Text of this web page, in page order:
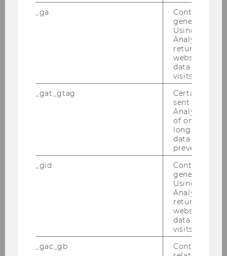
02. April 2026
Podcast: In bester Gesellschaft - Folge
Die 30. Folge des Pod­casts "In bes­ter Ge­sell­
schaft – der Wis­sen­schafts­dia­log für die Vie­len"
mit INEQ Be­tei­li­gung wurde ver­öf­fent­licht.
27. März 2026
_ga
Contains a
generated
Using this
Analytics can
returning
website and
data from
visits.
_gat_gtag
Certain data
sent to
Analytics a
of once per
long as it is
data
prevented.
_gid
Contains a
generated
Using this
Analytics can
returning
website and
data from
visits.
_gac_gb
Contains